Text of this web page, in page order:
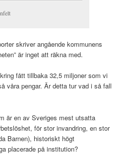
skriver angående kommunens
är inget att räkna med.
fått tillbaka 32,5 miljoner som vi
våra pengar. Är detta tur vad i så fall
är en av Sveriges mest utsatta
för stor invandring, en stor
Barnen), historiskt högt
placerade på institution?